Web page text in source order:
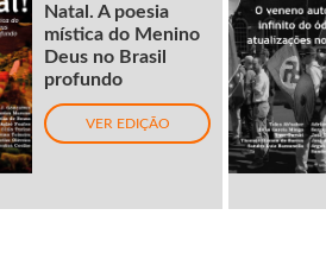
Natal. A poesia
mística do Menino
Deus no Brasil
profundo
VER EDIÇÃO